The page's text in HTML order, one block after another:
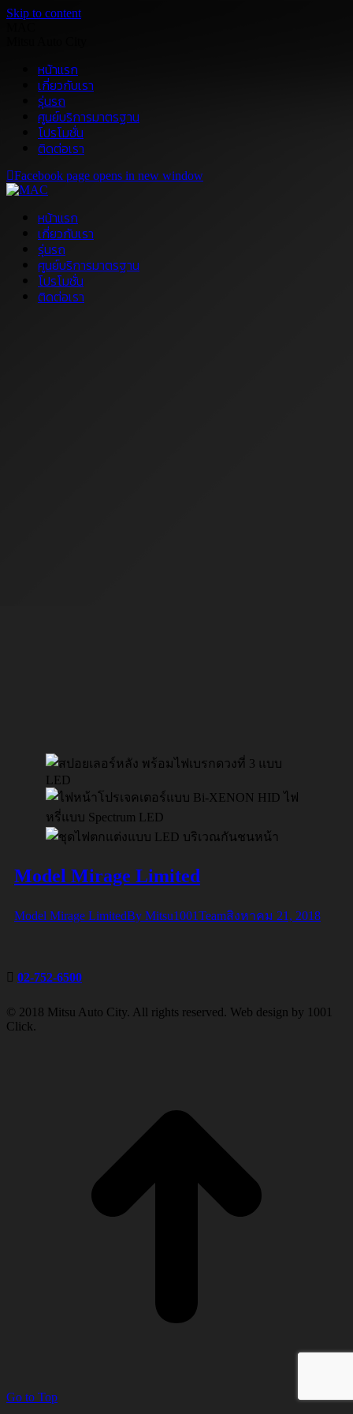
Skip to content
หน้าแรก
เกี่ยวกับเรา
รุ่นรถ
ศูนย์บริการมาตรฐาน
โปรโมชั่น
ติดต่อเรา
Facebook page opens in new window
หน้าแรก
เกี่ยวกับเรา
รุ่นรถ
ศูนย์บริการมาตรฐาน
โปรโมชั่น
ติดต่อเรา
Model Mirage Limited
Model Mirage LimitedBy Mitsu1001Teamสิงหาคม 21, 2018
02-752-6500
© 2018 Mitsu Auto City. All rights reserved. Web design by 1001
Click.
Go to Top